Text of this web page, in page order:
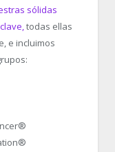
sólidas
todas ellas
e incluimos
®